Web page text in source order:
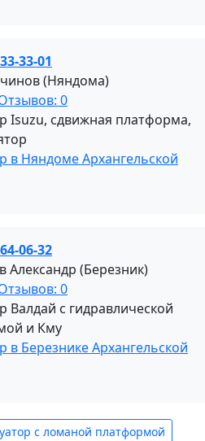
33-01
(Няндома)
0
Isuzu, сдвижная платформа,
в Няндоме Архангельской
06-32
Александр (Березник)
0
Валдай с гидравлической
и Кму
в Березнике Архангельской
с ломаной платформой